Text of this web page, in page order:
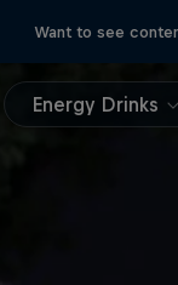
Want to see
Energy Drinks